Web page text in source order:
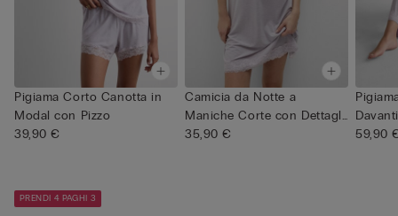
Pigiama Corto Canotta in
Modal con Pizzo
39,90 €
Camicia da Notte a
Maniche Corte con Dettagli
in P...
35,90 €
59,90
PRENDI 4 PAGHI 3